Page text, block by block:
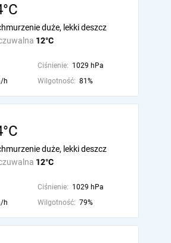
12°C
duże, lekki deszcz
Ciśnienie: 1029 hPa
h Wilgotność: 81%
12°C
duże, lekki deszcz
Ciśnienie: 1029 hPa
h Wilgotność: 79%